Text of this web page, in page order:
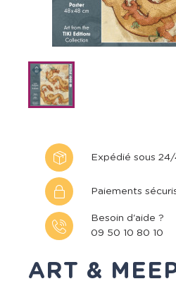
Expédié sous 24/
Paiements
Besoin d'aide ?
09 50 10 80 10
ART &